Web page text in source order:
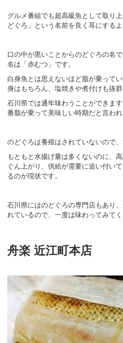
グルメ番組でも超高級魚として取り
どぐろ」という名前を良く耳にする
口の中が黒いことからのどぐろの名
名は「赤むつ」です。
白身魚とは思えないほど脂が乗って
身はもちろん、塩焼きや煮付けも抜群
石川県では通年味わうことができま
番脂が乗って美味しい時期だと言われ
のどぐろは養殖はされていないので、
もともと水揚げ量は多くないのに、
ぐん上がり、供給が需要に追い付い
るのが現状です。
石川県にはのどぐろの専門店もあり
れているので、一度は味わってみてく
舟楽 近江町本店